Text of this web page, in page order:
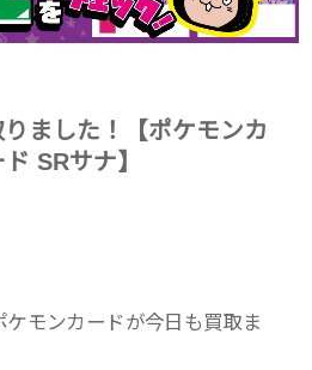
ました！【ポケモンカ
SRサナ】
モンカードが今日も買取ま